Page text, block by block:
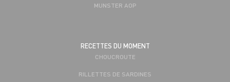
MUNSTER AOP
RECETTES DU MOMENT
CHOUCROUTE
RILLETTES DE SARDINES